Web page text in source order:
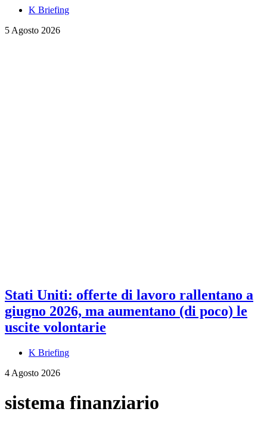
K Briefing
5 Agosto 2026
Stati Uniti: offerte di lavoro rallentano a
giugno 2026, ma aumentano (di poco) le
uscite volontarie
K Briefing
4 Agosto 2026
sistema finanziario